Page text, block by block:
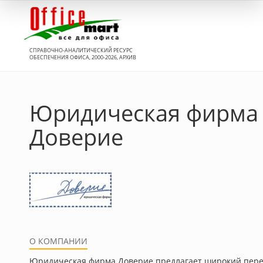
СПРАВОЧНО-АНАЛИТИЧЕСКИЙ РЕСУРС
ОБЕСПЕЧЕНИЯ ОФИСА, 2000-2026, АРХИВ
Юридическая фирма
Доверие
О КОМПАНИИ